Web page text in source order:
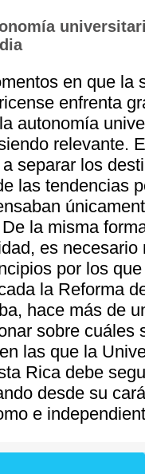
en que la
enfrenta
autonomía
relevante.
separar los
las tendencias
la misma
es necesario
por los
la Reforma
hace más de
sobre cuáles
las que la
Rica debe
desde su
e